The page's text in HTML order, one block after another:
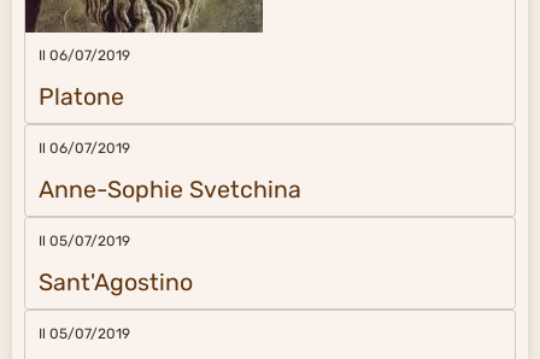
Il 06/07/2019
Platone
Il 06/07/2019
Anne-Sophie Svetchina
Il 05/07/2019
Sant'Agostino
Il 05/07/2019